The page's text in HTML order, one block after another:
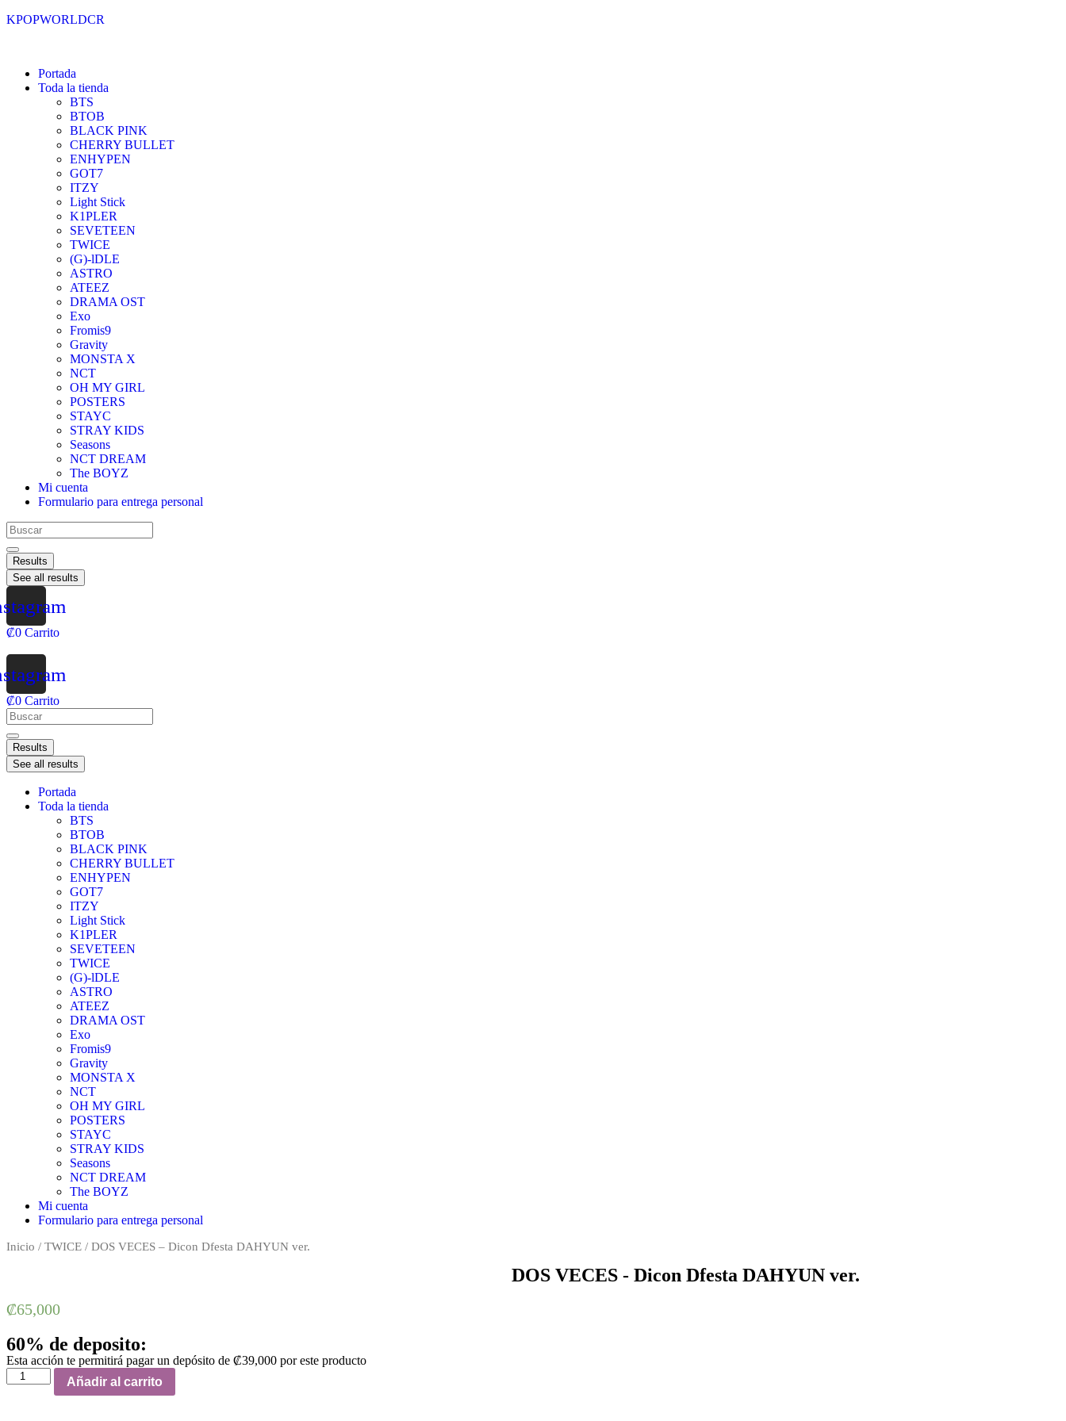
KPOPWORLDCR
Portada
Toda la tienda
BTS
BTOB
BLACK PINK
CHERRY BULLET
ENHYPEN
GOT7
ITZY
Light Stick
K1PLER
SEVETEEN
TWICE
(G)-lDLE
ASTRO
ATEEZ
DRAMA OST
Exo
Fromis9
Gravity
MONSTA X
NCT
OH MY GIRL
POSTERS
STAYC
STRAY KIDS
Seasons
NCT DREAM
The BOYZ
Mi cuenta
Formulario para entrega personal
Results
See all results
₡0 Carrito
₡0 Carrito
Results
See all results
Portada
Toda la tienda
BTS
BTOB
BLACK PINK
CHERRY BULLET
ENHYPEN
GOT7
ITZY
Light Stick
K1PLER
SEVETEEN
TWICE
(G)-lDLE
ASTRO
ATEEZ
DRAMA OST
Exo
Fromis9
Gravity
MONSTA X
NCT
OH MY GIRL
POSTERS
STAYC
STRAY KIDS
Seasons
NCT DREAM
The BOYZ
Mi cuenta
Formulario para entrega personal
Inicio / TWICE / DOS VECES – Dicon Dfesta DAHYUN ver.
DOS VECES - Dicon Dfesta DAHYUN ver.
₡65,000
60% de deposito:
Esta acción te permitirá pagar un depósito de ₡39,000 por este producto
DOS
VECES
Añadir al carrito